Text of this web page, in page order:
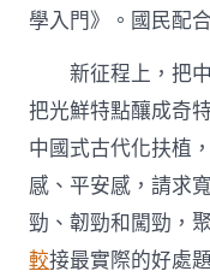
學入門》。國民配
新征程上，把
把光鮮特點釀成奇
中國式古代化扶植
感、平安感，請求
勁、韌勁和闖勁，
較接最實際的好處